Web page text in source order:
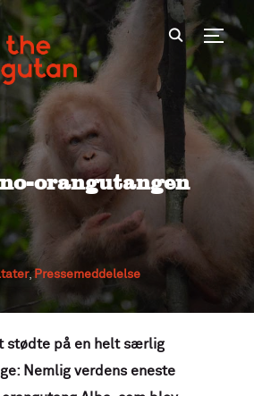
orangutangen
,Pressemeddelelse
stødte på en helt særlig
Nemlig verdens eneste